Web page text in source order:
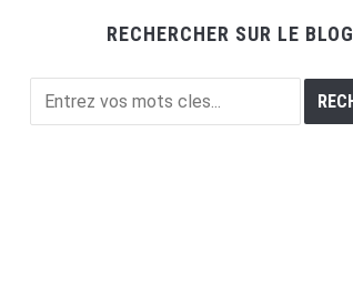
RECHERCHER SUR LE BLOG